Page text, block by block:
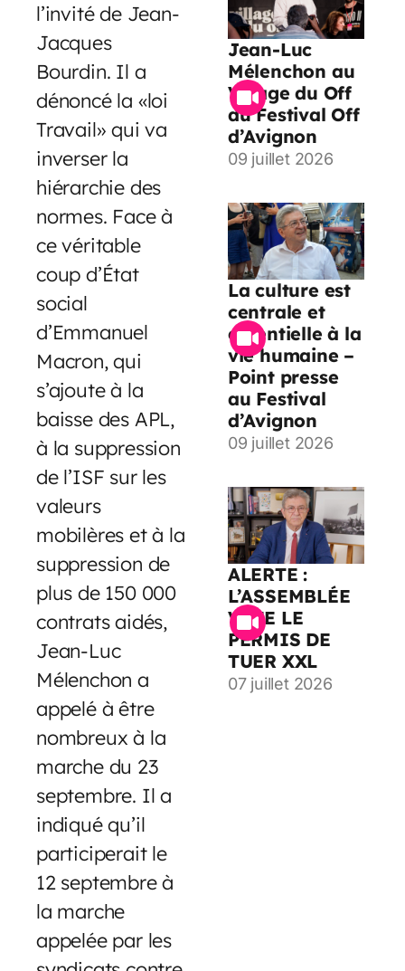
l’invité de Jean-
Jacques
Bourdin. Il a
dénoncé la «loi
Travail» qui va
inverser la
hiérarchie des
normes. Face à
ce véritable
coup d’État
social
d’Emmanuel
Macron, qui
s’ajoute à la
baisse des APL,
à la suppression
de l’ISF sur les
valeurs
mobilères et à la
suppression de
plus de 150 000
contrats aidés,
Jean-Luc
Mélenchon a
appelé à être
nombreux à la
marche du 23
septembre. Il a
indiqué qu’il
participerait le
12 septembre à
la marche
appelée par les
Jean-Luc
Mélenchon au
Village du Off
du Festival Off
d’Avignon
09 juillet 2026
La culture est
centrale et
essentielle à la
vie humaine –
Point presse
au Festival
d’Avignon
09 juillet 2026
ALERTE :
L’ASSEMBLÉE
VOTE LE
PERMIS DE
TUER XXL
07 juillet 2026